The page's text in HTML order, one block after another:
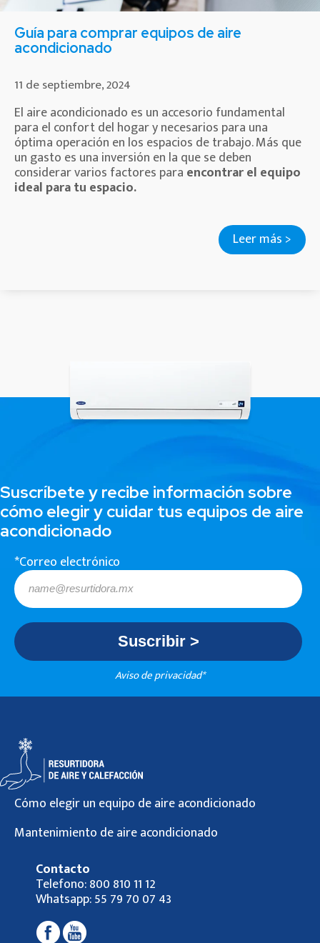
Guía para comprar equipos de aire
acondicionado
11 de septiembre, 2024
El aire acondicionado es un accesorio fundamental
para el confort del hogar y necesarios para una
óptima operación en los espacios de trabajo. Más que
un gasto es una inversión en la que se deben
considerar varios factores para encontrar el equipo
ideal para tu espacio.
Leer más >
Suscríbete y recibe información sobre
cómo elegir y cuidar tus equipos de aire
acondicionado
*Correo electrónico
Aviso de privacidad*
Cómo elegir un equipo de aire acondicionado
Mantenimiento de aire acondicionado
Contacto
Telefono:800 810 11 12
Whatsapp:55 79 70 07 43